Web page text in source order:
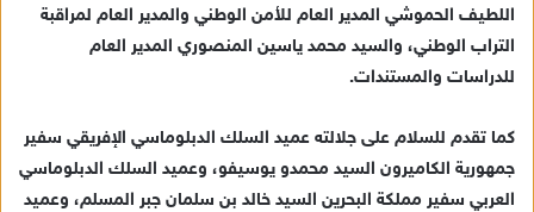
اللطيف الحموشي المدير العام للأمن الوطني والمدير العام لمراقبة
التراب الوطني، والسيد محمد ياسين المنصوري المدير العام
للدراسات والمستندات.
كما تقدم للسلام على جلالته عميد السلك الدبلوماسي الإفريقي سفير
جمهورية الكاميرون السيد محمدو يوسيفو، وعميد السلك الدبلوماسي
العربي سفير مملكة البحرين السيد خالد بن سلمان جبر المسلم، وعميد